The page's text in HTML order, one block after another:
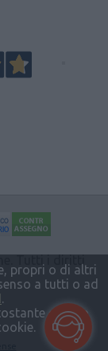
propri o di altri
a tutti o ad
.
questo